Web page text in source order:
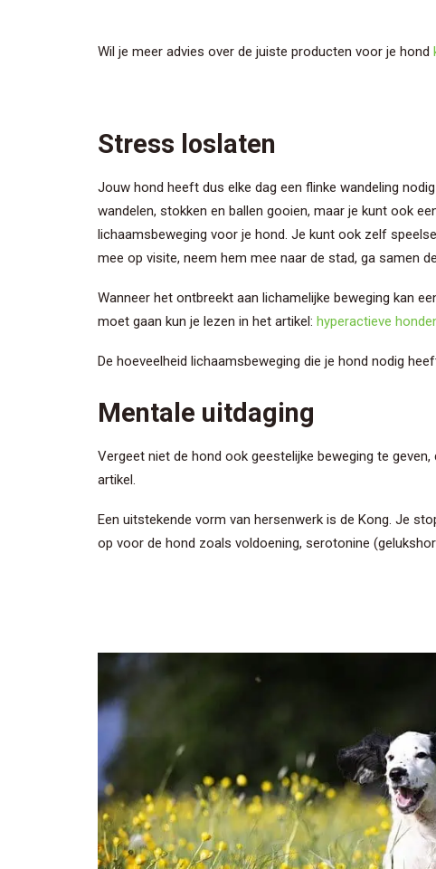
Wil je meer advies over de juiste producten voor je hond
Stress loslaten
Jouw hond heeft dus elke dag een flinke wandeling
wandelen, stokken en ballen gooien, maar je kunt ook
lichaamsbeweging voor je hond. Je kunt ook zelf
mee op visite, neem hem mee naar de stad, ga samen
Wanneer het ontbreekt aan lichamelijke beweging kan
moet gaan kun je lezen in het artikel: hyperactieve
De hoeveelheid lichaamsbeweging die je hond nodig
Mentale uitdaging
Vergeet niet de hond ook geestelijke beweging te
artikel.
Een uitstekende vorm van hersenwerk is de Kong. Je
op voor de hond zoals voldoening, serotonine